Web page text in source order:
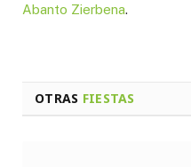
Abanto Zierbena.
OTRAS FIESTAS